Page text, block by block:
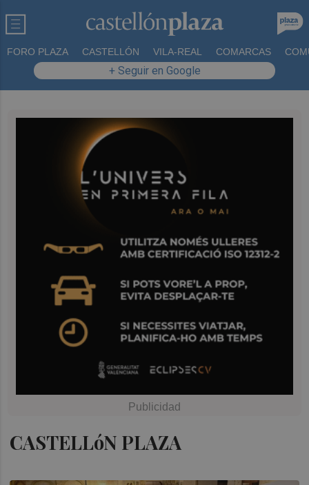
FORO PLAZA CASTELLÓN VILA-REAL COMARCAS
+ Seguir en Google
CASTELLóN PLAZA